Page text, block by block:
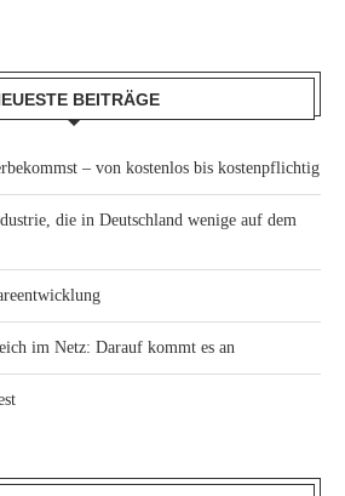
BEITRÄGE
– von kostenlos bis kostenpflichtig
die in Deutschland wenige auf dem
im Netz: Darauf kommt es an